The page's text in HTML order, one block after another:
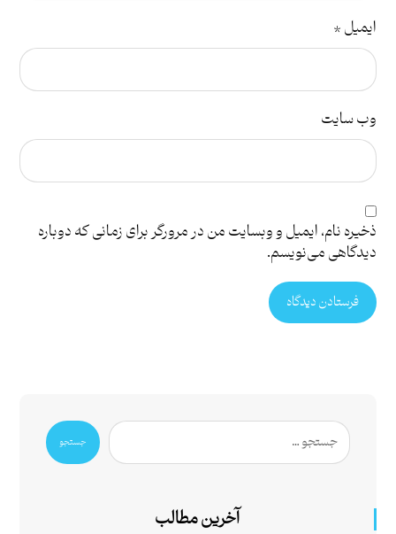
ایمیل*
وب‌ سایت
ذخیره نام، ایمیل و وبسایت من در مرورگر برای زمانی که دوباره
دیدگاهی می‌نویسم.
فرستادن دیدگاه
جستجو
آخرین مطالب